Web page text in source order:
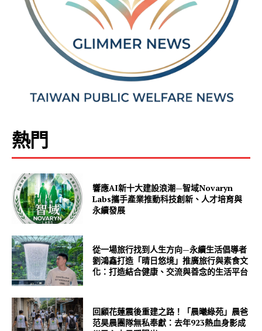
熱門
響應AI新十大建設浪潮—智域Novaryn
Labs攜手產業推動科技創新、人才培育與
永續發展
從一場旅行找到人生方向—永續生活倡導者
劉鴻鑫打造「晴日悠境」推廣旅行與素食文
化：打造結合健康、交流與善念的生活平台
回顧花蓮震後重建之路！「晨曦綠苑」晨爸
范昊晨團隊無私奉獻：去年923熱血身影成